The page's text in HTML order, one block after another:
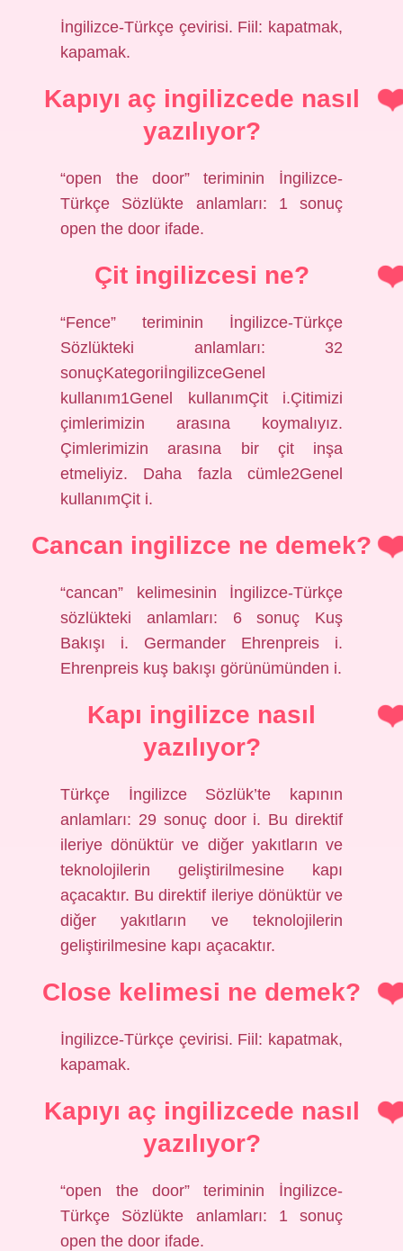
İngilizce-Türkçe çevirisi. Fiil: kapatmak,
kapamak.
Kapıyı aç ingilizcede nasıl
yazılıyor?
“open the door” teriminin İngilizce-
Türkçe Sözlükte anlamları: 1 sonuç
open the door ifade.
Çit ingilizcesi ne?
“Fence” teriminin İngilizce-Türkçe
Sözlükteki anlamları: 32
sonuçKategoriİngilizceGenel
kullanım1Genel kullanımÇit i.Çitimizi
çimlerimizin arasına koymalıyız.
Çimlerimizin arasına bir çit inşa
etmeliyiz. Daha fazla cümle2Genel
kullanımÇit i.
Cancan ingilizce ne demek?
“cancan” kelimesinin İngilizce-Türkçe
sözlükteki anlamları: 6 sonuç Kuş
Bakışı i. Germander Ehrenpreis i.
Ehrenpreis kuş bakışı görünümünden i.
Kapı ingilizce nasıl
yazılıyor?
Türkçe İngilizce Sözlük’te kapının
anlamları: 29 sonuç door i. Bu direktif
ileriye dönüktür ve diğer yakıtların ve
teknolojilerin geliştirilmesine kapı
açacaktır. Bu direktif ileriye dönüktür ve
diğer yakıtların ve teknolojilerin
geliştirilmesine kapı açacaktır.
Close kelimesi ne demek?
İngilizce-Türkçe çevirisi. Fiil: kapatmak,
kapamak.
Kapıyı aç ingilizcede nasıl
yazılıyor?
“open the door” teriminin İngilizce-
Türkçe Sözlükte anlamları: 1 sonuç
open the door ifade.